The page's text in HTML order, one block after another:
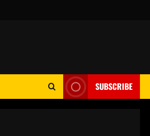
SUBSCRIBE